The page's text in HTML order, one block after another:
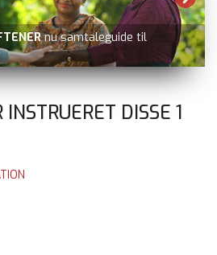
nu samtaleguide til
DISSE 1